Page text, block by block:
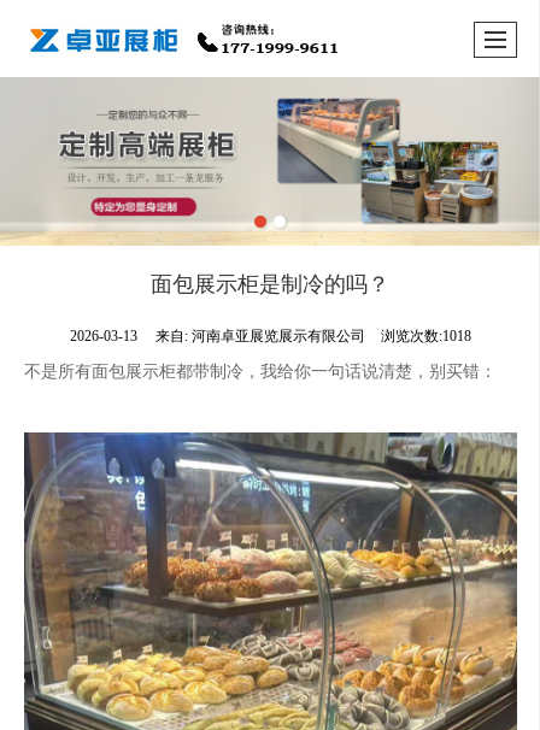
面包展示柜是制冷的吗？
2026-03-13 来自: 河南卓亚展览展示有限公司 浏览次数:1018
不是所有面包展示柜都带制冷，我给你一句话说清楚，别买错：